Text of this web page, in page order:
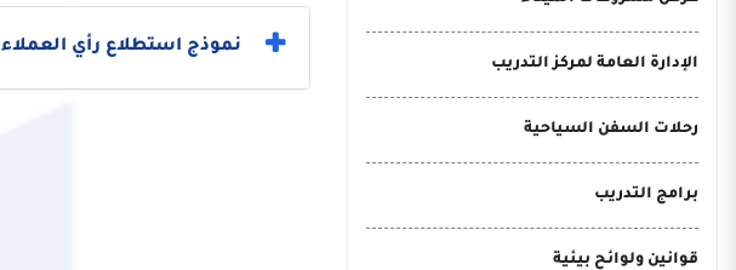
الإدارة العامة لمركز التدريب
رحلات السفن السياحية
برامج التدريب
قوانين ولوائح بيئية
نموذج استطلاع رأي العملاء